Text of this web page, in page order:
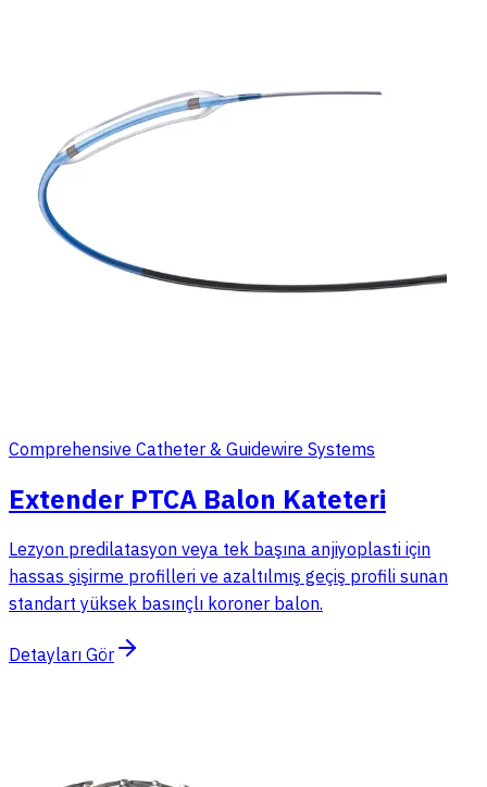
Comprehensive Catheter & Guidewire Systems
Extender PTCA Balon Kateteri
Lezyon predilatasyon veya tek başına anjiyoplasti için
hassas şişirme profilleri ve azaltılmış geçiş profili sunan
standart yüksek basınçlı koroner balon.
Detayları Gör